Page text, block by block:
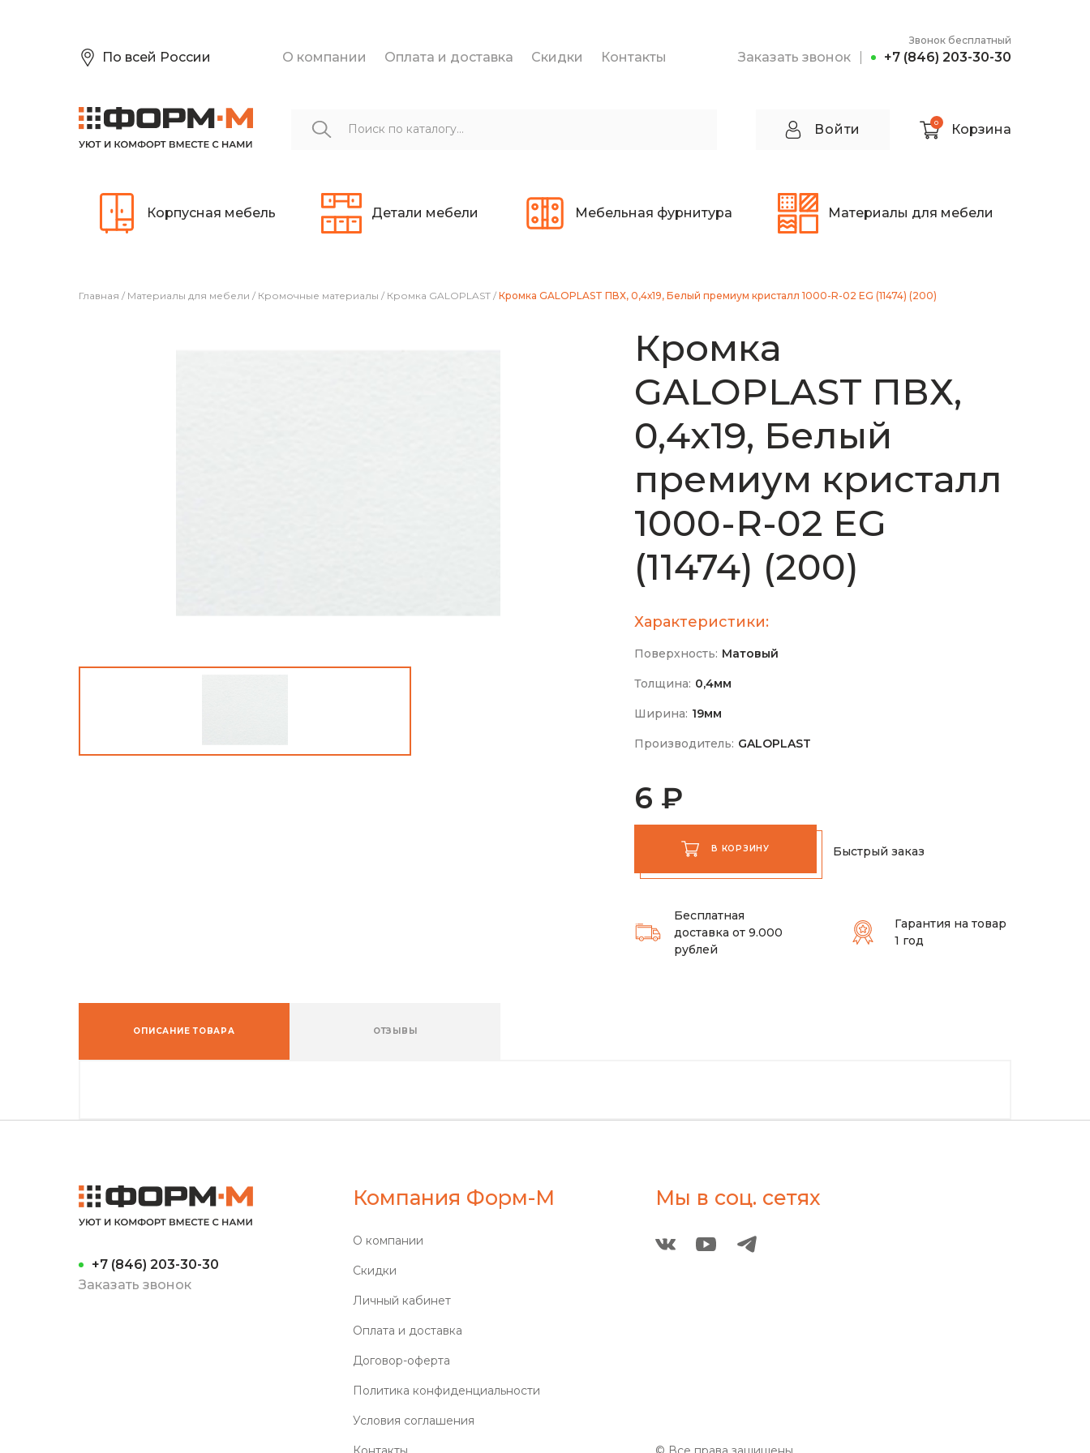
По всей России О компании Оплата и доставка Скидки Контакты Заказать звонок
Звонок бесплатный
+7 (846) 203-30-30
Войти 0 Корзина
Корпусная мебель Детали мебели Мебельная фурнитура Материалы для мебели
Главная / Материалы для мебели / Кромочные материалы / Кромка GALOPLAST / Кромка GALOPLAST ПВХ, 0,4х19, Белый премиум кристалл 1000-R-02 EG (11474) (200)
Кромка
GALOPLAST ПВХ,
0,4х19, Белый
премиум кристалл
1000-R-02 EG
(11474) (200)
Характеристики:
Поверхность: Матовый
Толщина: 0,4мм
Ширина: 19мм
Производитель: GALOPLAST
6 ₽
В КОРЗИНУ Быстрый заказ
Бесплатная
доставка от 9.000
рублей
Гарантия на товар
1 год
ОПИСАНИЕ ТОВАРА ОТЗЫВЫ
+7 (846) 203-30-30
Заказать звонок
Компания Форм-М
О компании
Скидки
Личный кабинет
Оплата и доставка
Договор-оферта
Политика конфиденциальности
Условия соглашения
Мы в соц. сетях